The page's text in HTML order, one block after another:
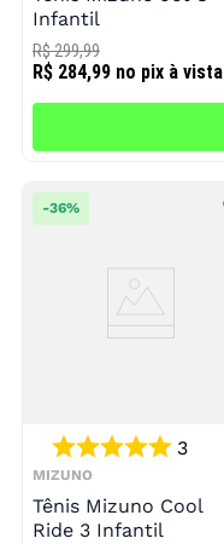
Infantil
R$ 284,99 no pix à vista
R$ 299,99
MIZUNO
3
Tênis Mizuno Cool
Ride 3 Infantil
-36%